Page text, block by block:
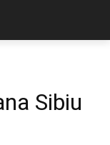
Sibiu